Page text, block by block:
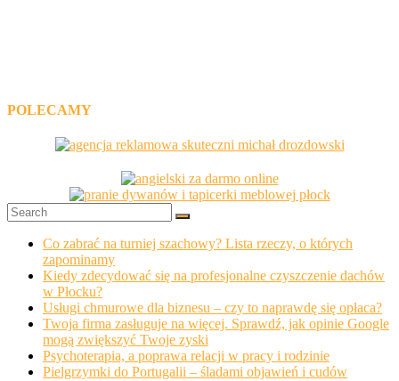
POLECAMY
Co zabrać na turniej szachowy? Lista rzeczy, o których
zapominamy
Kiedy zdecydować się na profesjonalne czyszczenie dachów
w Płocku?
Usługi chmurowe dla biznesu – czy to naprawdę się opłaca?
Twoja firma zasługuje na więcej. Sprawdź, jak opinie Google
mogą zwiększyć Twoje zyski
Psychoterapia, a poprawa relacji w pracy i rodzinie
Pielgrzymki do Portugalii – śladami objawień i cudów